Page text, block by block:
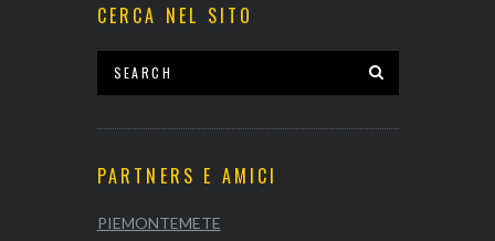
CERCA NEL SITO
PARTNERS E AMICI
PIEMONTEMETE